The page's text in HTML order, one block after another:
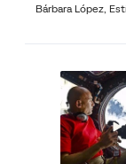
Bárbara López,